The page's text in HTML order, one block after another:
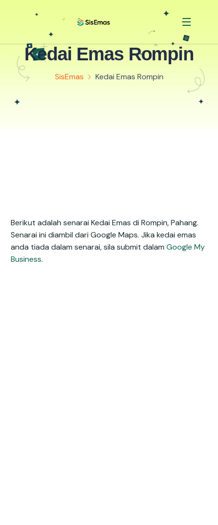
Kedai Emas Rompin
SisEmas Kedai Emas Rompin
Berikut adalah senarai Kedai Emas di Rompin, Pahang.
Senarai ini diambil dari Google Maps. Jika kedai emas
anda tiada dalam senarai, sila submit dalam Google My
Business.